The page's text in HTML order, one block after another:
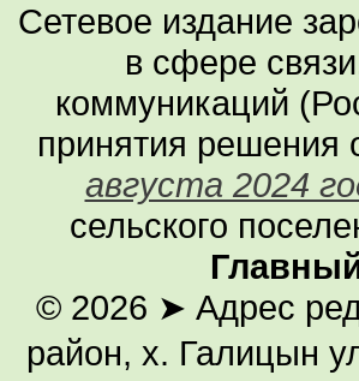
Сетевое издание
в сфере
коммуникаций
принятия решения
августа 2024
сельского
© 2026 ➤ Адрес
район, х. Галицын